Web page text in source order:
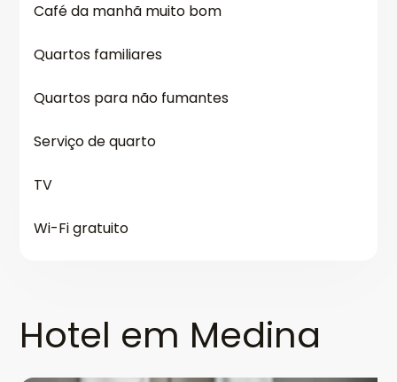
Café da manhã muito bom
Quartos familiares
Quartos para não fumantes
Serviço de quarto
TV
Wi-Fi gratuito
Hotel em Medina